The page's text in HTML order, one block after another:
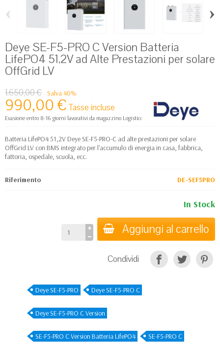
‹ ›
Deye SE-F5-PRO C Version Batteria
LifePO4 51,2V ad Alte Prestazioni per solare
OffGrid LV
1.650,00 € Salva 40%
990,00 € Tasse incluse
Evasione entro 8-16 giorni lavorativi da magazzino Logistico Europa
Batteria LifePO4 51,2V Deye SE-F5-PRO-C ad alte prestazioni per solare
OffGrid LV con BMS integrato per l'accumulo di energia in casa, fabbrica,
fattoria, ospedale, scuola, ecc.
Riferimento DE-SEF5PRO
In Stock
Aggiungi al carrello
Condividi
Deye SE-F5-PRO Deye SE-F5-PRO C
Deye SE-F5-PRO C Version
SE-F5-PRO C Version Batteria LifePO4 SE-F5-PRO C